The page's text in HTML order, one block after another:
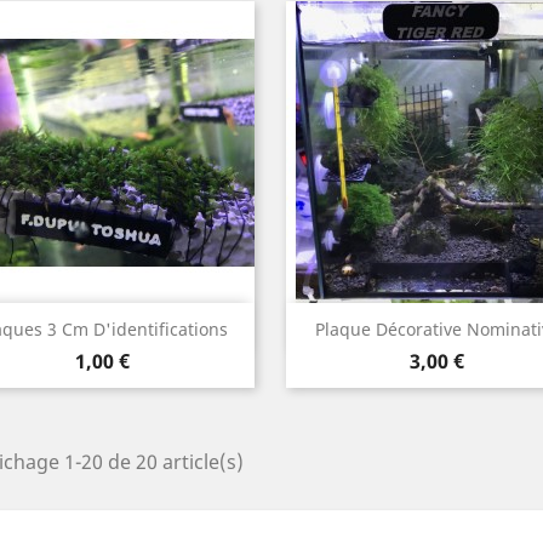
3 Cm D'identifications
Prix
1,00 €
Aperçu rapide Plaque Décorative
Prix
3,00 €
Aperçu rapide
1-20 de 20 article(s)